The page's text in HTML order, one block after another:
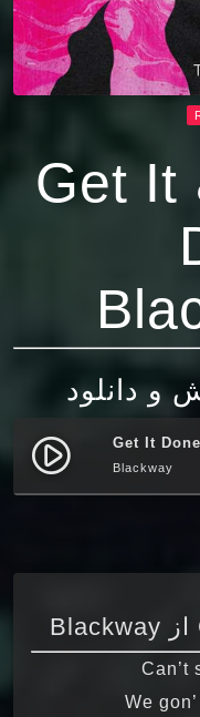
دانلود آهنگ Get It
و دانلود
play_circle_filled Get It Done
Blackway
Can’t
We